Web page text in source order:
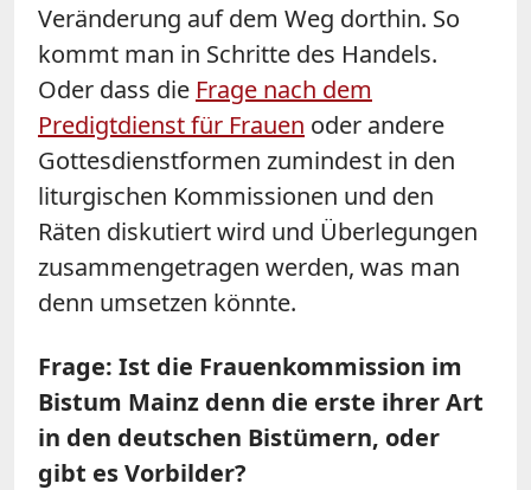
Veränderung auf dem Weg dorthin. So
kommt man in Schritte des Handels.
Oder dass die Frage nach dem
Predigtdienst für Frauen oder andere
Gottesdienstformen zumindest in den
liturgischen Kommissionen und den
Räten diskutiert wird und Überlegungen
zusammengetragen werden, was man
denn umsetzen könnte.
Frage: Ist die Frauenkommission im
Bistum Mainz denn die erste ihrer Art
in den deutschen Bistümern, oder
gibt es Vorbilder?